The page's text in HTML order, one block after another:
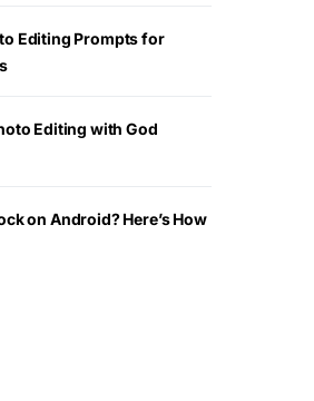
Editing Prompts for
Editing with God
on Android? Here’s How